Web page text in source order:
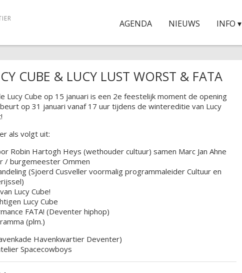
AGENDA NIEUWS INFO ▾
CUBE & LUCY LUST WORST & FATA
Lucy Cube op 15 januari is een 2e feestelijk moment de opening
op 31 januari vanaf 17 uur tijdens de wintereditie van Lucy
als volgt uit:
Robin Hartogh Heys (wethouder cultuur) samen Marc Jan Ahne
/ burgemeester Ommen
(Sjoerd Cusveller voormalig programmaleider Cultuur en
Lucy Cube!
Lucy Cube
FATA! (Deventer hiphop)
(plm.)
Havenkwartier Deventer)
Spacecowboys